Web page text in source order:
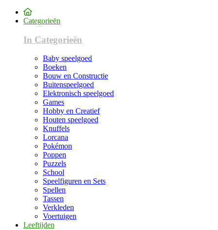
Categorieën
In Categorieën
Baby speelgoed
Boeken
Bouw en Constructie
Buitenspeelgoed
Elektronisch speelgoed
Games
Hobby en Creatief
Houten speelgoed
Knuffels
Lorcana
Pokémon
Poppen
Puzzels
School
Speelfiguren en Sets
Spellen
Tassen
Verkleden
Voertuigen
Leeftijden